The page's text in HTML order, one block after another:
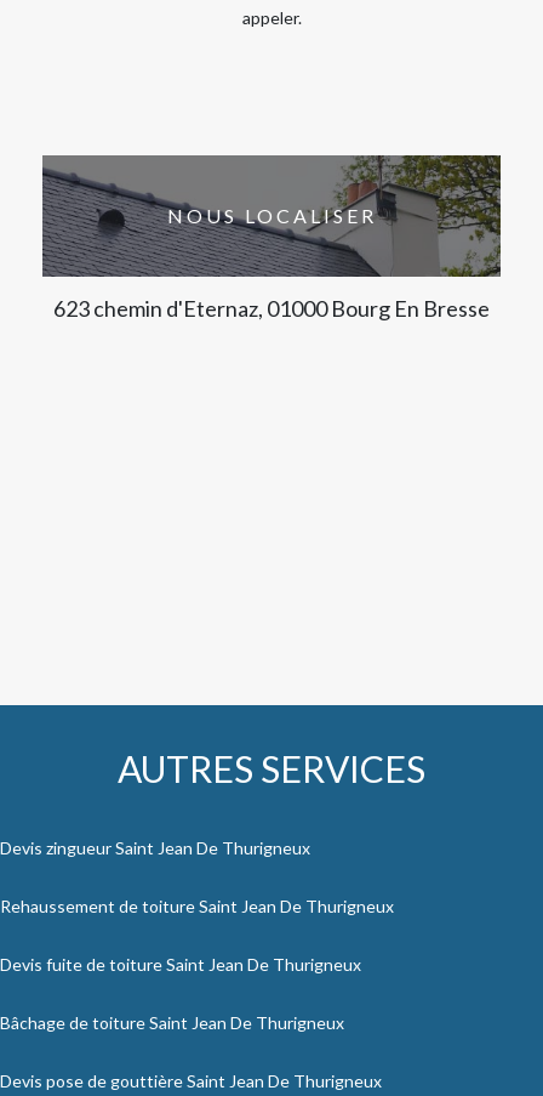
appeler.
NOUS LOCALISER
623 chemin d'Eternaz, 01000 Bourg En Bresse
AUTRES SERVICES
Devis zingueur Saint Jean De Thurigneux
Rehaussement de toiture Saint Jean De Thurigneux
Devis fuite de toiture Saint Jean De Thurigneux
Bâchage de toiture Saint Jean De Thurigneux
Devis pose de gouttière Saint Jean De Thurigneux